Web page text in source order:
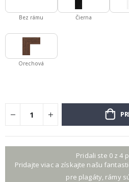
Bez rámu Čierna
Orechová
Pridali ste 0 z 4
Pridajte viac a získajte našu
pre plagáty, rámy